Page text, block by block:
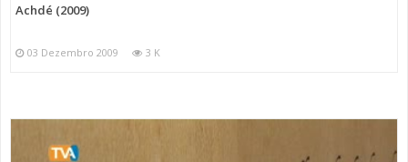
Achdé (2009)
03 Dezembro 2009 3 K